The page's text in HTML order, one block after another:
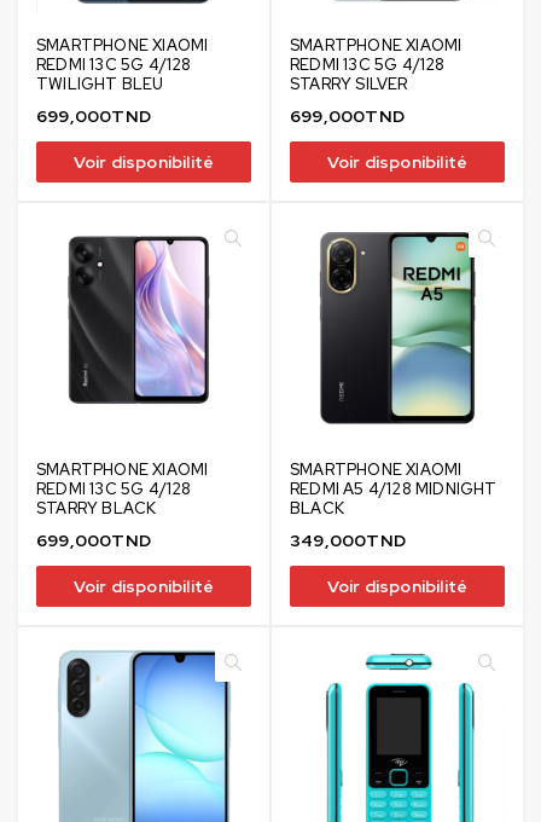
SMARTPHONE XIAOMI
REDMI 13C 5G 4/128
TWILIGHT BLEU
699,000TND
Voir disponibilité
SMARTPHONE XIAOMI
REDMI 13C 5G 4/128
STARRY SILVER
699,000TND
Voir disponibilité
SMARTPHONE XIAOMI
REDMI 13C 5G 4/128
STARRY BLACK
699,000TND
Voir disponibilité
SMARTPHONE XIAOMI
REDMI A5 4/128 MIDNIGHT
BLACK
349,000TND
Voir disponibilité